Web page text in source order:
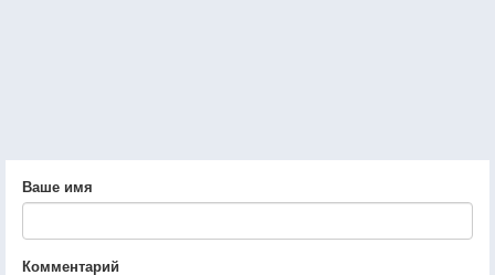
Ваше имя
Комментарий